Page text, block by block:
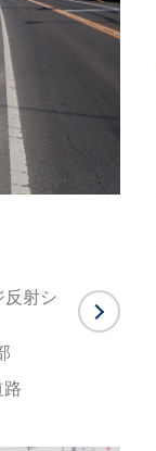
反射シ
路